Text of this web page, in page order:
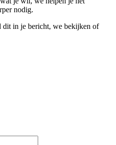
nodig.
dit in je bericht, we bekijken of